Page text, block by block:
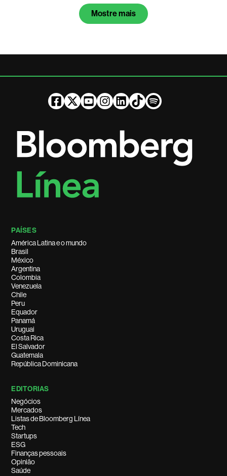
Mostre mais
PAÍSES
América Latina e o mundo
Brasil
México
Argentina
Colombia
Venezuela
Chile
Peru
Equador
Panamá
Uruguai
Costa Rica
El Salvador
Guatemala
República Dominicana
EDITORIAS
Negócios
Mercados
Listas de Bloomberg Línea
Tech
Startups
ESG
Finanças pessoais
Opinião
Saúde